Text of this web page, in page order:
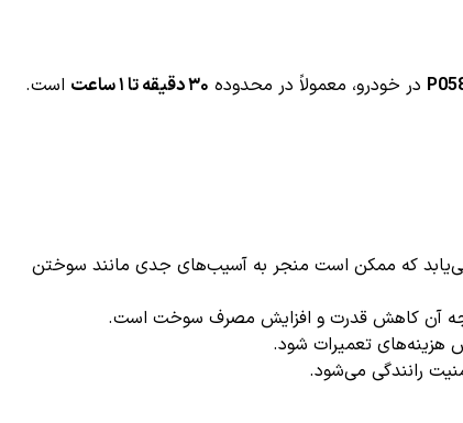
در خودرو، معمولاً در محدوده ۳۰ دقیقه تا ۱ ساعت
است.
که ممکن است منجر به آسیب‌های جدی مانند سوختن
آن کاهش قدرت و افزایش مصرف سوخت است.
هزینه‌های تعمیرات شود.
رانندگی می‌شود.